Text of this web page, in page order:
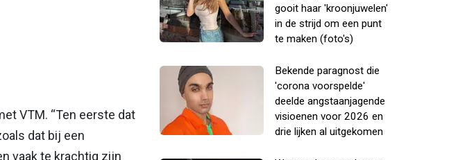
VTM. “Ten eerste dat
dat bij een
vaak te krachtig zijn
gooit haar 'kroonjuwelen'
in de strijd om een punt
te maken (foto's)
Bekende paragnost die
'corona voorspelde'
deelde angstaanjagende
visioenen voor 2026 en
drie lijken al uitgekomen